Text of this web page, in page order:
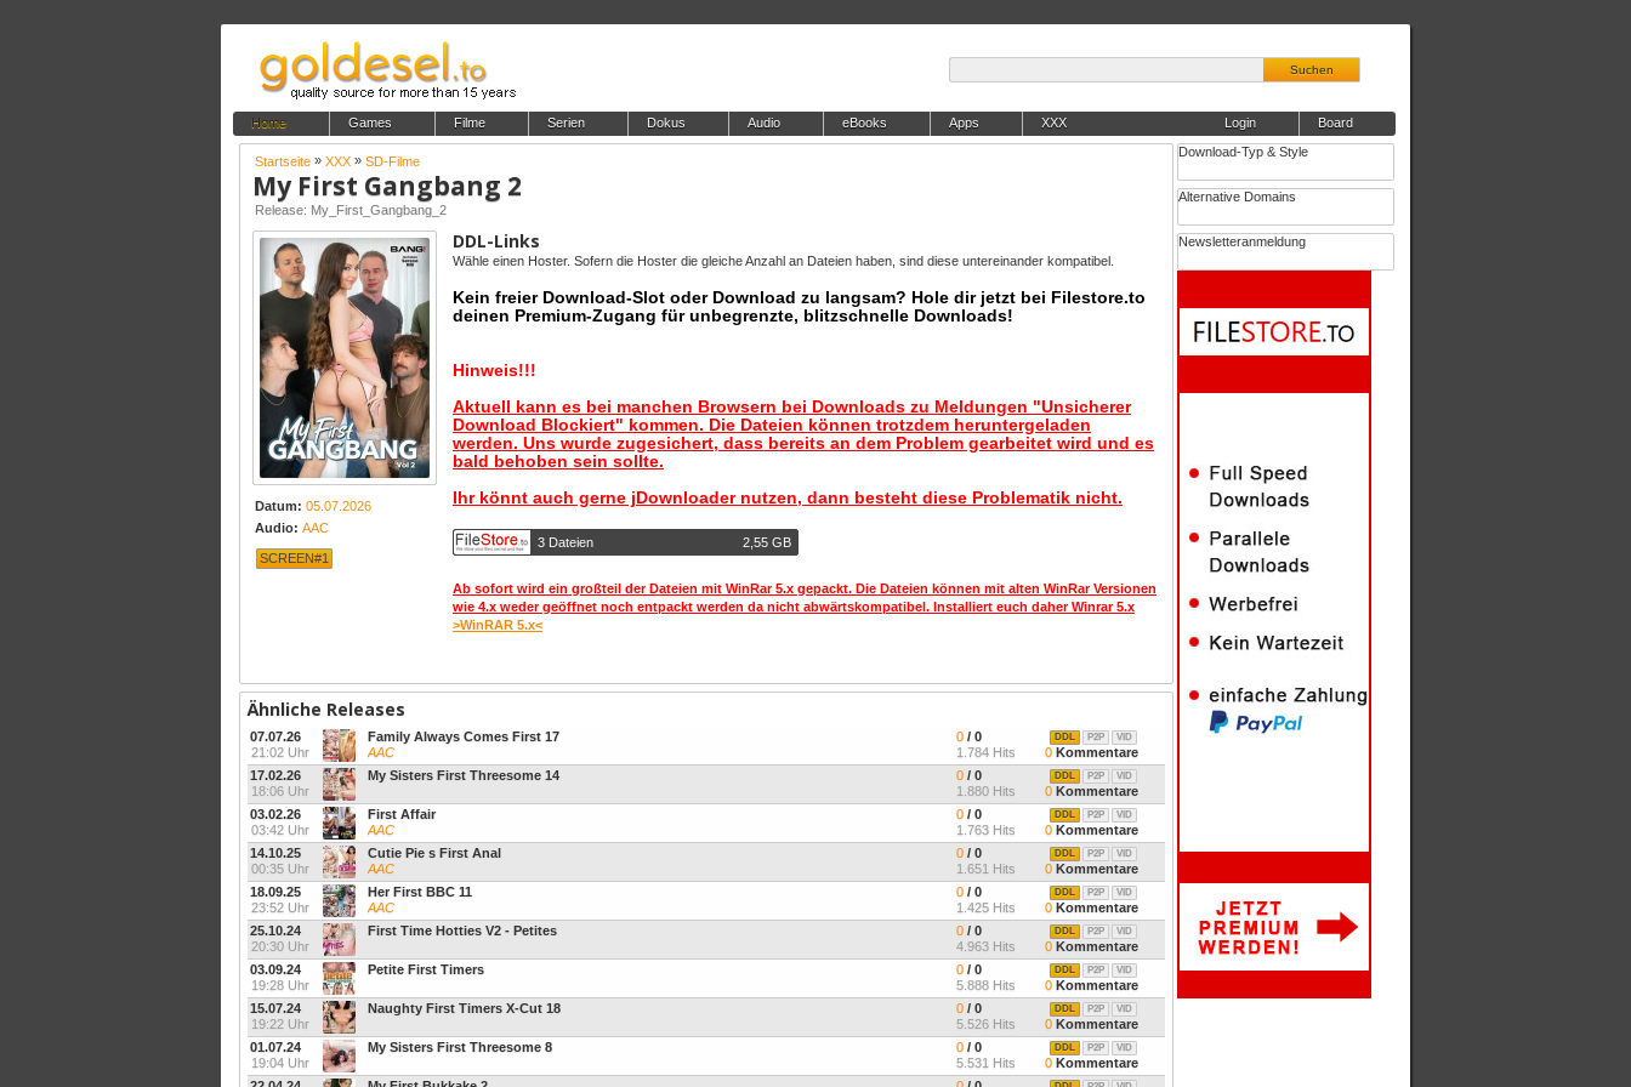
Suchen
Home Games Filme Serien Dokus Audio eBooks Apps XXX Board
Login
Download-Typ & Style
Alternative Domains
Newsletteranmeldung
Startseite » XXX » SD-Filme
My First Gangbang 2
Release: My_First_Gangbang_2
Datum: 05.07.2026
Audio: AAC
SCREEN#1
DDL-Links
Wähle einen Hoster. Sofern die Hoster die gleiche Anzahl an Dateien haben, sind diese untereinander kompatibel.
Kein freier Download-Slot oder Download zu langsam? Hole dir jetzt bei Filestore.to
deinen Premium-Zugang für unbegrenzte, blitzschnelle Downloads!
Hinweis!!!
Aktuell kann es bei manchen Browsern bei Downloads zu Meldungen "Unsicherer
Download Blockiert" kommen. Die Dateien können trotzdem heruntergeladen
werden. Uns wurde zugesichert, dass bereits an dem Problem gearbeitet wird und es
bald behoben sein sollte.
Ihr könnt auch gerne jDownloader nutzen, dann besteht diese Problematik nicht.
3 Dateien 2,55 GB
Ab sofort wird ein großteil der Dateien mit WinRar 5.x gepackt. Die Dateien können mit alten WinRar Versionen
wie 4.x weder geöffnet noch entpackt werden da nicht abwärtskompatibel. Installiert euch daher Winrar 5.x
>WinRAR 5.x<
Ähnliche Releases
07.07.26
21:02 Uhr
Family Always Comes First 17
AAC
0 / 0
1.784 Hits
VID
P2P
DDL
0 Kommentare
17.02.26
18:06 Uhr
My Sisters First Threesome 14 0 / 0
1.880 Hits
VID
P2P
DDL
0 Kommentare
03.02.26
03:42 Uhr
First Affair
AAC
0 / 0
1.763 Hits
VID
P2P
DDL
0 Kommentare
14.10.25
00:35 Uhr
Cutie Pie s First Anal
AAC
0 / 0
1.651 Hits
VID
P2P
DDL
0 Kommentare
18.09.25
23:52 Uhr
Her First BBC 11
AAC
0 / 0
1.425 Hits
VID
P2P
DDL
0 Kommentare
25.10.24
20:30 Uhr
First Time Hotties V2 - Petites 0 / 0
4.963 Hits
VID
P2P
DDL
0 Kommentare
03.09.24
19:28 Uhr
Petite First Timers 0 / 0
5.888 Hits
VID
P2P
DDL
0 Kommentare
15.07.24
19:22 Uhr
Naughty First Timers X-Cut 18 0 / 0
5.526 Hits
VID
P2P
DDL
0 Kommentare
01.07.24
19:04 Uhr
My Sisters First Threesome 8 0 / 0
5.531 Hits
VID
P2P
DDL
0 Kommentare